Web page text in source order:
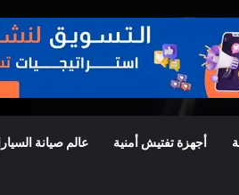
أجهزة تفتيش أمنية عالم صيانة